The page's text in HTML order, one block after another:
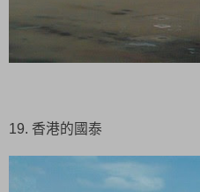
19. 香港的國泰